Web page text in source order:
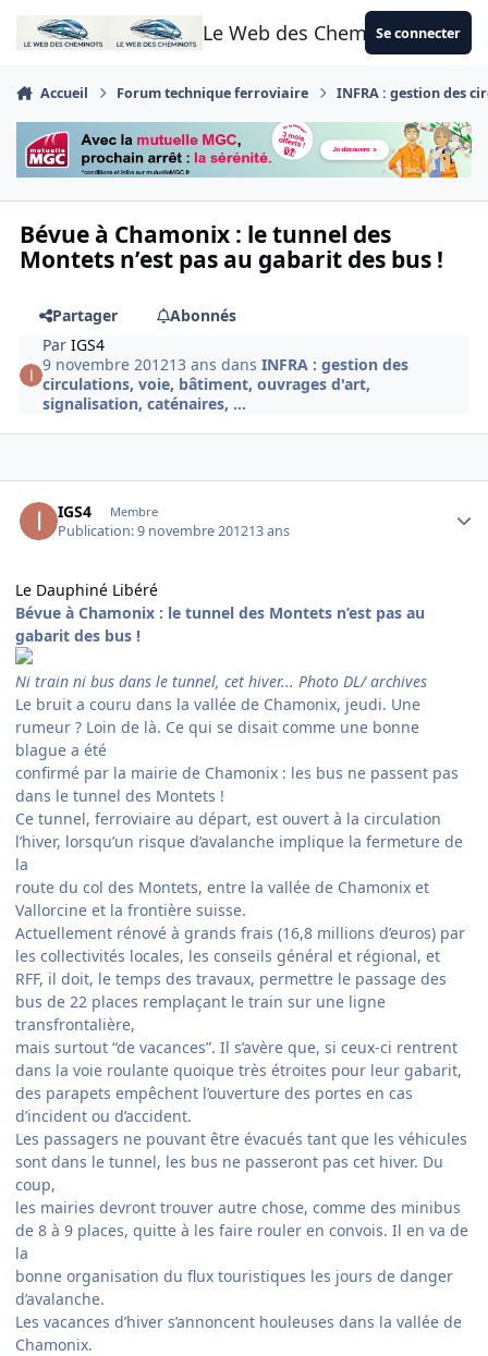
Aller au contenu
Le Web des CheminotsSe connecter
Accueil Forum technique ferroviaire INFRA : gestion des
Bévue à Chamonix : le tunnel des
Montets n’est pas au gabarit des bus !
Partager
Abonnés
ParIGS4
9 novembre 201213 ans dansINFRA : gestion des
circulations, voie, bâtiment, ouvrages d'art,
signalisation, caténaires, ...
IGS4 Membre
Publication:9 novembre 201213 ans
Le Dauphiné Libéré
Bévue à Chamonix : le tunnel des Montets n’est pas au
gabarit des bus !
Ni train ni bus dans le tunnel, cet hiver... Photo DL/ archives
Le bruit a couru dans la vallée de Chamonix, jeudi. Une
rumeur ? Loin de là. Ce qui se disait comme une bonne
blague a été
confirmé par la mairie de Chamonix : les bus ne passent pas
dans le tunnel des Montets !
Ce tunnel, ferroviaire au départ, est ouvert à la circulation
l’hiver, lorsqu’un risque d’avalanche implique la fermeture de
la
route du col des Montets, entre la vallée de Chamonix et
Vallorcine et la frontière suisse.
Actuellement rénové à grands frais (16,8 millions d’euros) par
les collectivités locales, les conseils général et régional, et
RFF, il doit, le temps des travaux, permettre le passage des
bus de 22 places remplaçant le train sur une ligne
transfrontalière,
mais surtout “de vacances”. Il s’avère que, si ceux-ci rentrent
dans la voie roulante quoique très étroites pour leur gabarit,
des parapets empêchent l’ouverture des portes en cas
d’incident ou d’accident.
Les passagers ne pouvant être évacués tant que les véhicules
sont dans le tunnel, les bus ne passeront pas cet hiver. Du
coup,
les mairies devront trouver autre chose, comme des minibus
de 8 à 9 places, quitte à les faire rouler en convois. Il en va de
la
bonne organisation du flux touristiques les jours de danger
d’avalanche.
Les vacances d’hiver s’annoncent houleuses dans la vallée de
Chamonix.